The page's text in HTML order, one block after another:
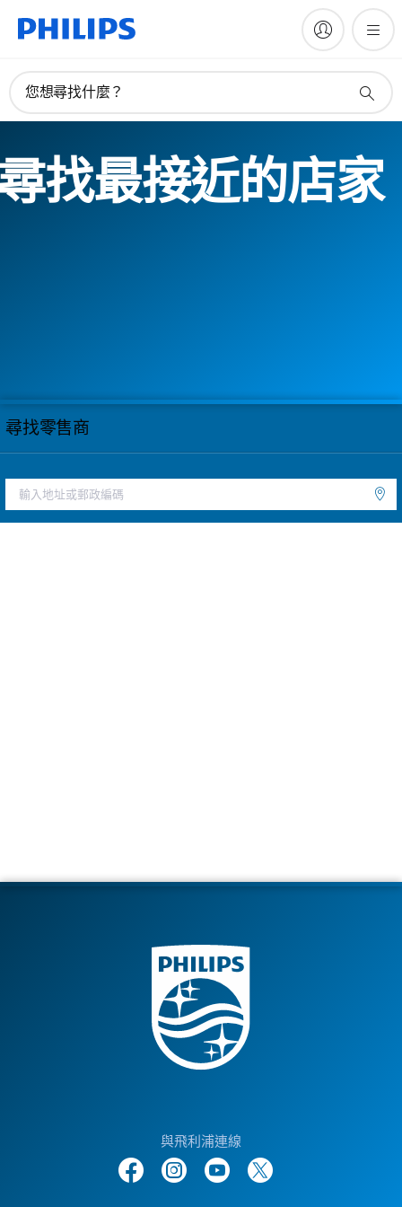
您想尋找什麼？
找最接近的店家
尋找零售商
與飛利浦連線